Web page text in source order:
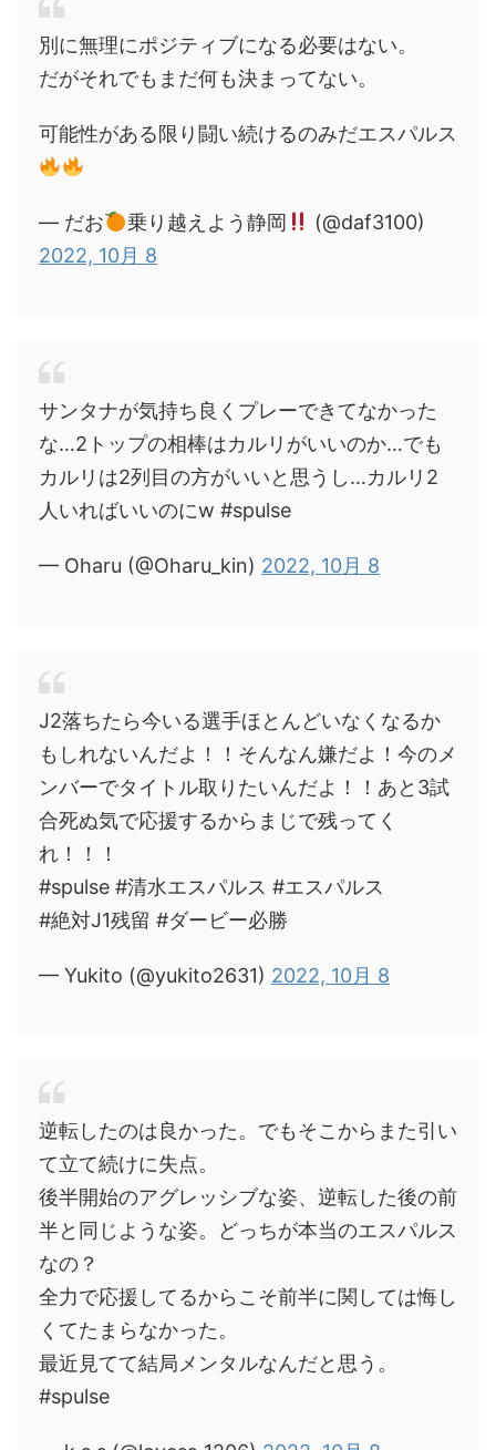
別に無理にポジティブになる必要はない。
だがそれでもまだ何も決まってない。
可能性がある限り闘い続けるのみだエスパルス
— だお 乗り越えよう静岡
(@daf3100)
2022, 10月 8
サンタナが気持ち良くプレーできてなかった
な…2トップの相棒はカルリがいいのか…でも
カルリは2列目の方がいいと思うし…カルリ2
人いればいいのにw #spulse
— Oharu (@Oharu_kin) 2022, 10月 8
J2落ちたら今いる選手ほとんどいなくなるか
もしれないんだよ！！そんなん嫌だよ！今のメ
ンバーでタイトル取りたいんだよ！！あと3試
合死ぬ気で応援するからまじで残ってく
れ！！！
#spulse #清水エスパルス #エスパルス
#絶対J1残留 #ダービー必勝
— Yukito (@yukito2631) 2022, 10月 8
逆転したのは良かった。でもそこからまた引い
て立て続けに失点。
後半開始のアグレッシブな姿、逆転した後の前
半と同じような姿。どっちが本当のエスパルス
なの？
全力で応援してるからこそ前半に関しては悔し
くてたまらなかった。
最近見てて結局メンタルなんだと思う。
#spulse